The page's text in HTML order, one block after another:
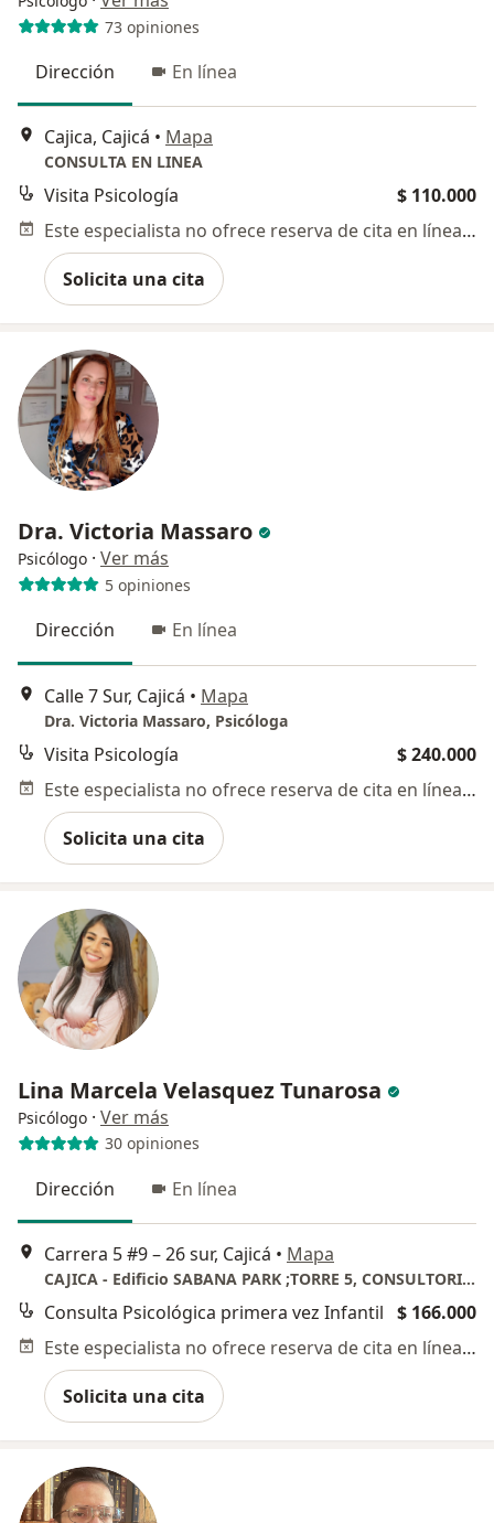
73 opiniones
Dirección En línea
Cajica, Cajicá • Mapa
CONSULTA EN LINEA
Visita Psicología
$ 110.000
Este especialista no ofrece reserva de cita en línea en esta dirección.
Solicita una cita
Dra. Victoria Massaro
Psicólogo · Ver más
5 opiniones
Dirección En línea
Calle 7 Sur, Cajicá • Mapa
Dra. Victoria Massaro, Psicóloga
Visita Psicología
$ 240.000
Este especialista no ofrece reserva de cita en línea en esta dirección.
Solicita una cita
Lina Marcela Velasquez Tunarosa
Psicólogo · Ver más
30 opiniones
Dirección En línea
Carrera 5 #9 – 26 sur, Cajicá • Mapa
CAJICA - Edificio SABANA PARK ;TORRE 5, CONSULTORIO 303
Consulta Psicológica primera vez Infantil $ 166.000
Este especialista no ofrece reserva de cita en línea en esta dirección.
Solicita una cita